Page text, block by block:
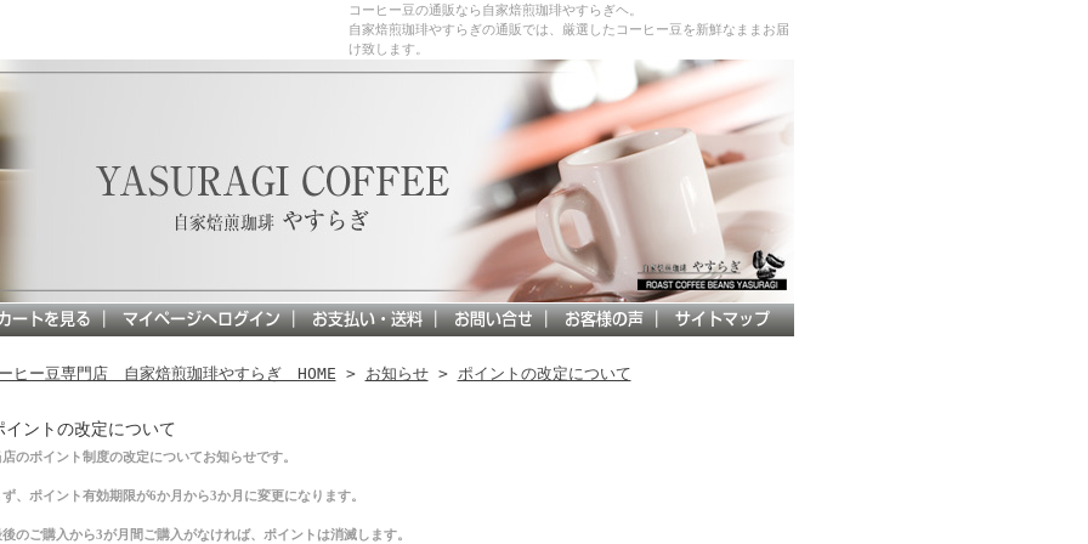
コーヒー豆の通販なら自家焙煎珈琲やすらぎヘ。
自家焙煎珈琲やすらぎの通販では、厳選したコーヒー豆を新鮮なままお届
け致します。
ヒー豆専門店 自家焙煎珈琲やすらぎ HOME > お知らせ> ポイントの改定について
イントの改定について
のポイント制度の改定についてお知らせです。
、ポイント有効期限が6か月から3か月に変更になります。
のご購入から3が月間ご購入がなければ、ポイントは消滅します。